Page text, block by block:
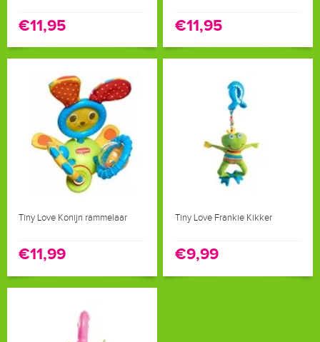
€11,95 €11,95
Tiny Love Konijn rammelaar
€11,99
Tiny Love Frankie Kikker
€9,99